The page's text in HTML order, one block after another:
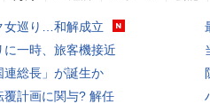
女巡り…和解成立
に一時、旅客機接近
連総長」が誕生か
覆計画に関与? 解任